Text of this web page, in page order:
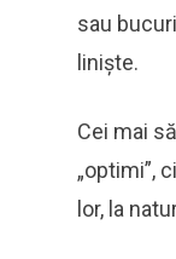
sau
liniște.
Cei mai
„optimi”,
lor, la